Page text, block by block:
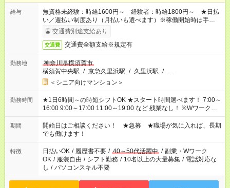
給与
無資格未経験：時給1600円～ 経験者：時給1800円～ ★日払
い／週払い制度あり（月払いも選べます）※稼働開始時は手続き
完了次第のお支払いとなります。
交通費別途支給あり
交通費 交通費全額支給※規定有
勤務地
神奈川県横須賀市
横須賀中央駅 / 京急久里浜駅 / 久里浜駅 / …
＜シニア向けマンション＞
勤務時間
★1日6時間～の時短シフトOK ★スタート時間選べます！ 7:00～
16:00 9:00～17:00 11:00～19:00 など 残業なし！ ※Wワークの
場合、他のお仕事と合わせ週40時間超の就業はご案内できませ
ん ※法令に基づき、週20時間以上勤務は社会保険への加入対象
となります ※労働者派遣法（日雇い派遣の原則禁止）により、
短時間・短期間の就業はご案内が難しい場合があります
期間
開始日はご相談ください！ ★急募 ★職場が気に入れば、長期
でも働けます！
特徴 日払いOK / 履歴書不要 / 40～50代活躍中 / 副業・Wワーク
OK / 服装自由 / シフト勤務 / 10名以上の大量募集 / 電話対応な
し / パソコンスキル不要